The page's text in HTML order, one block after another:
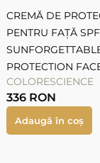
CREMĂ DE
PENTRU FAȚĂ
PROTECTION
COLORESCIENCE
336 RON
Adaugă în coș